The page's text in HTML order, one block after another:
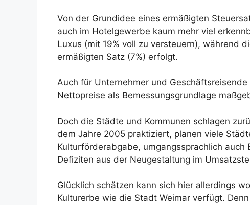
Von der Grundidee eines ermäßigten
auch im Hotelgewerbe kaum mehr viel
Luxus (mit 19% voll zu versteuern), während
ermäßigten Satz (7%) erfolgt.
Auch für Unternehmer und
Nettopreise als Bemessungsgrundlage
Doch die Städte und Kommunen schlagen
dem Jahre 2005 praktiziert, planen viele
Kulturförderabgabe, umgangssprachlich
Defiziten aus der Neugestaltung im
Glücklich schätzen kann sich hier allerdings
Kulturerbe wie die Stadt Weimar verfügt.